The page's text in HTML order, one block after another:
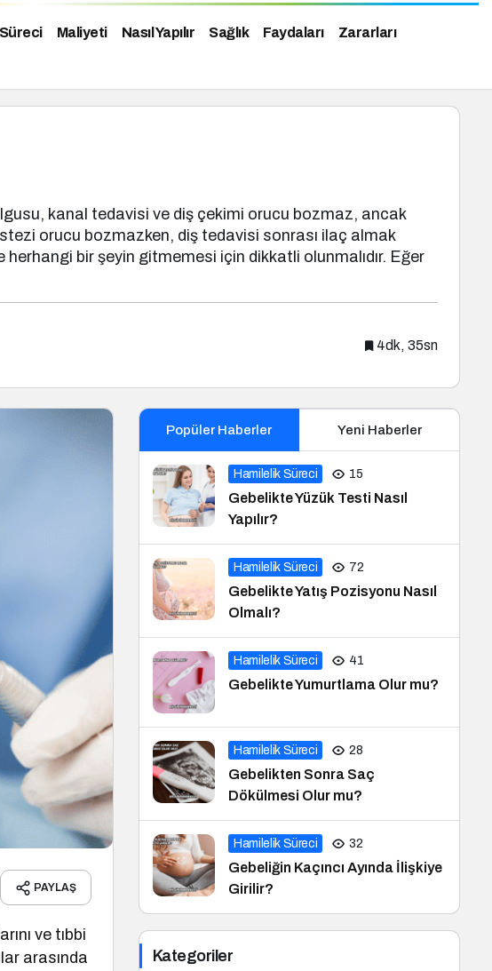
Maliyeti Nasıl Yapılır Sağlık Faydaları Zararları
kanal tedavisi ve diş çekimi orucu bozmaz, ancak
orucu bozmazken, diş tedavisi sonrası ilaç almak
bir şeyin gitmemesi için dikkatli olunmalıdır. Eğer
4dk, 35sn
PAYLAŞ
ve tıbbi
arasında
Popüler Haberler Yeni Haberler
Hamilelik Süreci 15
Gebelikte Yüzük Testi Nasıl
Yapılır?
Hamilelik Süreci 72
Gebelikte Yatış Pozisyonu Nasıl
Olmalı?
Hamilelik Süreci 41
Gebelikte Yumurtlama Olur mu?
Hamilelik Süreci 28
Gebelikten Sonra Saç
Dökülmesi Olur mu?
Hamilelik Süreci 32
Gebeliğin Kaçıncı Ayında İlişkiye
Girilir?
Kategoriler